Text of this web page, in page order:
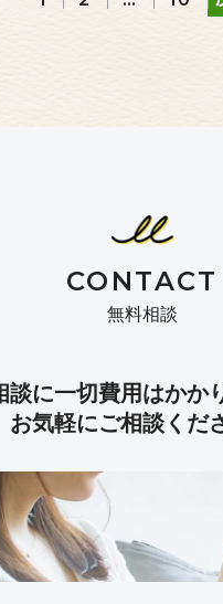
CONTACT
無料相談
談に一切費用はかか
お気軽にご相談くだ